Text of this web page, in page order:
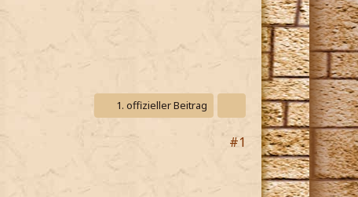
1. offizieller Beitrag
#1